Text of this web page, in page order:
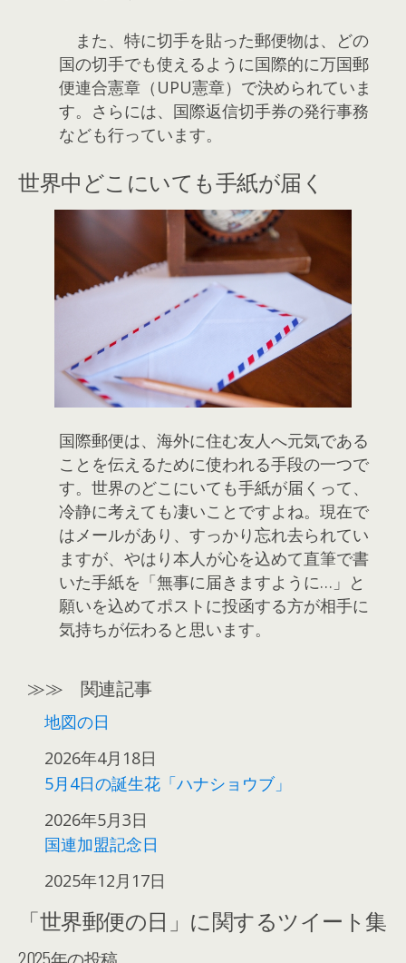
また、特に切手を貼った郵便物は、どの
国の切手でも使えるように国際的に万国郵
便連合憲章（UPU憲章）で決められていま
す。さらには、国際返信切手券の発行事務
なども行っています。
世界中どこにいても手紙が届く
国際郵便は、海外に住む友人へ元気である
ことを伝えるために使われる手段の一つで
す。世界のどこにいても手紙が届くって、
冷静に考えても凄いことですよね。現在で
はメールがあり、すっかり忘れ去られてい
ますが、やはり本人が心を込めて直筆で書
いた手紙を「無事に届きますように…」と
願いを込めてポストに投函する方が相手に
気持ちが伝わると思います。
≫≫ 関連記事
地図の日
日付
2026年4月18日
5月4日の誕生花「ハナショウブ」
日付
2026年5月3日
国連加盟記念日
日付
2025年12月17日
「世界郵便の日」に関するツイート集
2025年の投稿